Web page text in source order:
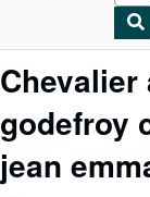
Mi cuenta
Consultar mis
Búsqueda
godefroy
jean